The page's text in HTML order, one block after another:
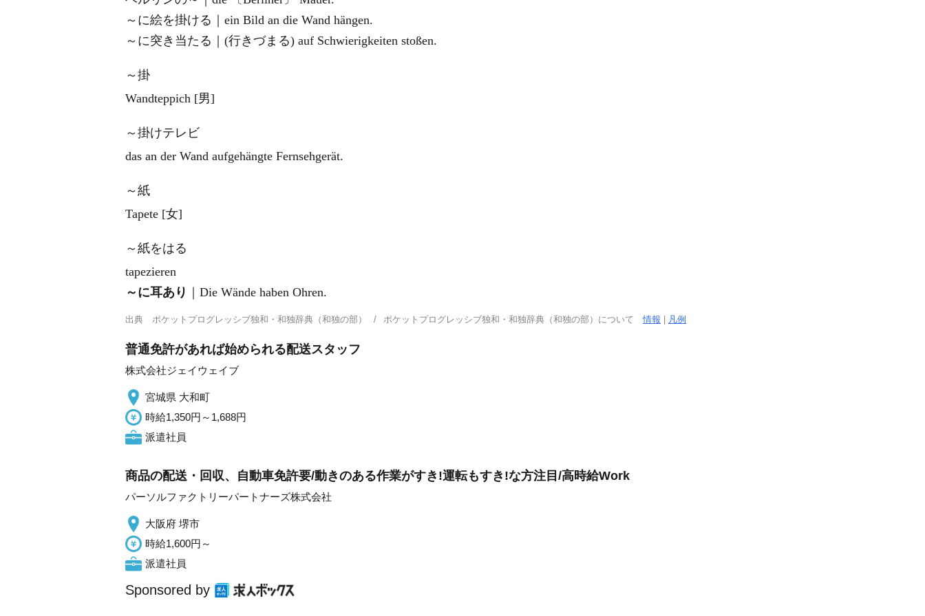
～に絵を掛ける｜ein Bild an die Wand hängen.
～に突き当たる｜(行きづまる) auf Schwierigkeiten stoßen.
～掛
Wandteppich [男]
～掛けテレビ
das an der Wand aufgehängte Fernsehgerät.
～紙
Tapete [女]
～紙をはる
tapezieren
～に耳あり
｜Die Wände haben Ohren.
出典 ポケットプログレッシブ独和・和独辞典（和独の部） ポケットプログレッシブ独和・和独辞典（和独の部）について情報 凡例
普通免許があれば始められる配送スタッフ
株式会社ジェイウェイブ
宮城県 大和町
時給1,350円～1,688円
派遣社員
商品の配送・回収、自動車免許要/動きのある作業がすき!運転もすき!な方注目/高時給Work
パーソルファクトリーパートナーズ株式会社
大阪府 堺市
時給1,600円～
派遣社員
Sponsored by